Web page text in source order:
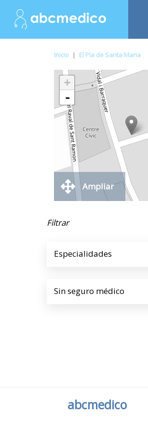
Inicio | El Pla de Santa Maria
+
-
Ampliar
Filtrar
Especialidades
Sin seguro médico
abcmedico